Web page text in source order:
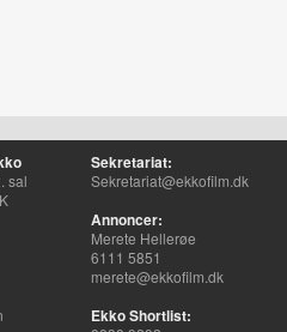
sal
Sekretariat:
Sekretariat@ekkofilm.dk
Annoncer:
Merete Hellerøe
6111 5851
merete@ekkofilm.dk
Ekko Shortlist: